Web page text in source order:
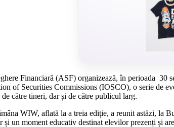
Financiară (ASF) organizează, în perioada
of Securities Commissions (IOSCO), o serie de
către tineri, dar și de către publicul larg.
WIW, aflată la a treia ediție, a reunit astăzi, la
și un moment educativ destinat elevilor prezenți și